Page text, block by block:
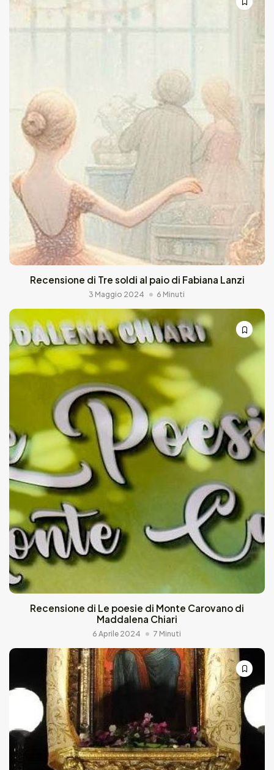
Recensione di Tre soldi al paio di Fabiana Lanzi
3 Maggio 2024 6 Minuti
Recensione di Le poesie di Monte Carovano di
Maddalena Chiari
6 Aprile 2024 7 Minuti